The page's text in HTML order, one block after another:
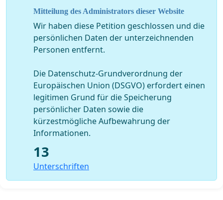
Mitteilung des Administrators dieser Website
Wir haben diese Petition geschlossen und die
persönlichen Daten der unterzeichnenden
Personen entfernt.
Die Datenschutz-Grundverordnung der
Europäischen Union (DSGVO) erfordert einen
legitimen Grund für die Speicherung
persönlicher Daten sowie die
kürzestmögliche Aufbewahrung der
Informationen.
13
Unterschriften